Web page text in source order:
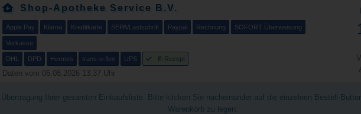
Shop-Apotheke Service B.V.
Apple Pay Klarna Kreditkarte SEPA/Lastschrift Paypal Rechnung SOFORT Überweisung
Vorkasse
DHL DPD Hermes trans-o-flex UPS E-Rezept
Daten vom 06.08.2026 13:37 Uhr
Ihrer gesamten Einkaufsliste. Bitte klicken Sie nacheinander auf die einzelnen Bestell-
Warenkorb zu legen.